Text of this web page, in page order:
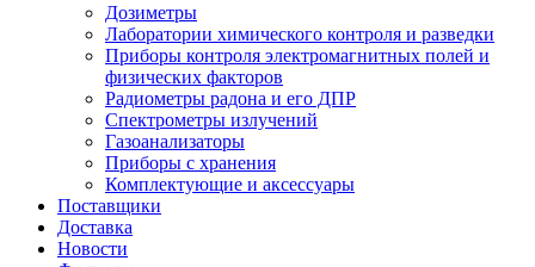
Дозиметры
Лаборатории химического контроля и разведки
Приборы контроля электромагнитных полей и
физических факторов
Радиометры радона и его ДПР
Спектрометры излучений
Газоанализаторы
Приборы с хранения
Комплектующие и аксессуары
Поставщики
Доставка
Новости